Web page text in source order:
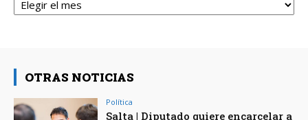
OTRAS NOTICIAS
Política
Salta | Diputado quiere encarcelar a